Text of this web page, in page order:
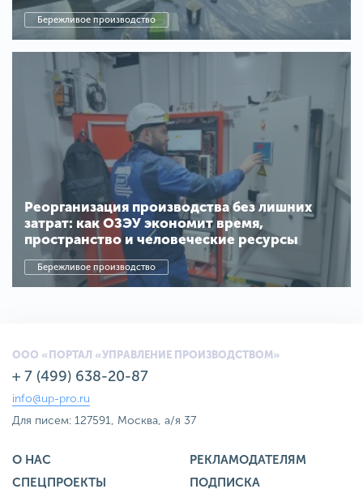
Бережливое производство
Реорганизация производства без лишних
затрат: как ОЗЭУ экономит время,
пространство и человеческие ресурсы
Бережливое производство
ООО «ПОРТАЛ «УПРАВЛЕНИЕ ПРОИЗВОДСТВОМ»
+ 7 (499) 638-20-87
info@up-pro.ru
Для писем: 127591, Москва, а/я 37
О НАС
РЕКЛАМОДАТЕЛЯМ
СПЕЦПРОЕКТЫ
ПОДПИСКА